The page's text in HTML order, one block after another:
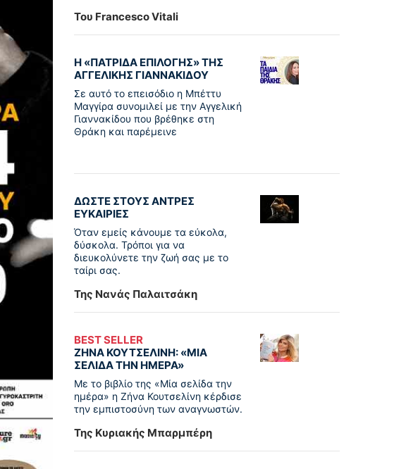
Του Francesco Vitali
Η «ΠΑΤΡΊΔΑ ΕΠΙΛΟΓΉΣ» ΤΗΣ
ΑΓΓΕΛΙΚΉΣ ΓΙΑΝΝΑΚΊΔΟΥ
Σε αυτό το επεισόδιο η Μπέττυ
Μαγγίρα συνομιλεί με την Αγγελική
Γιαννακίδου που βρέθηκε στη
Θράκη και παρέμεινε
ΔΩΣΤΕ ΣΤΟΥΣ ΑΝΤΡΕΣ
ΕΥΚΑΙΡΙΕΣ
Όταν εμείς κάνουμε τα εύκολα,
δύσκολα. Τρόποι για να
διευκολύνετε την ζωή σας με το
ταίρι σας.
Της Νανάς Παλαιτσάκη
BEST SELLER
ΖΗΝΑ ΚΟΥΤΣΕΛΙΝΗ: «ΜΙΑ
ΣΕΛΙΔΑ ΤΗΝ ΗΜΕΡΑ»
Με το βιβλίο της «Μία σελίδα την
ημέρα» η Ζήνα Κουτσελίνη κέρδισε
την εμπιστοσύνη των αναγνωστών.
Της Κυριακής Μπαρμπέρη